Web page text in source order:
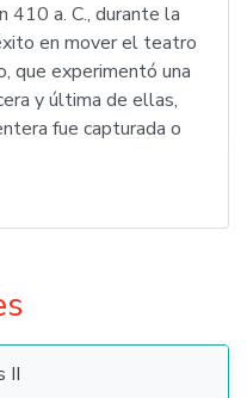
a. C., durante la
en mover el teatro
que experimentó una
y última de ellas,
fue capturada o
II